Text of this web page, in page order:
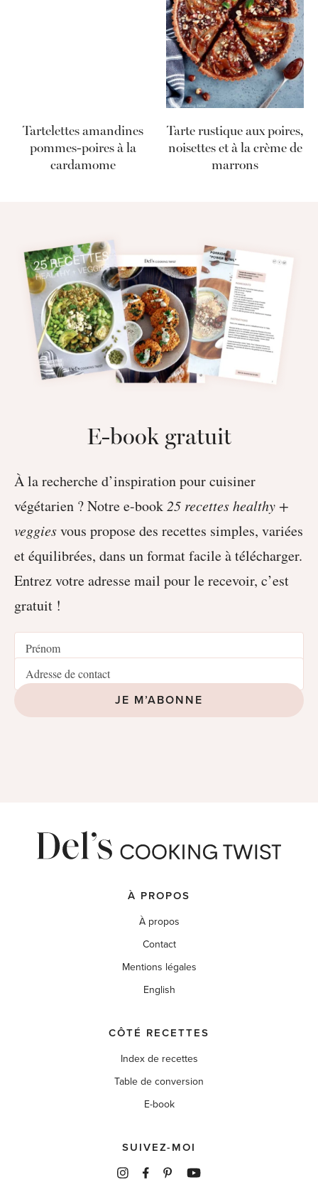
Tartelettes amandines
pommes-poires à la
cardamome
Tarte rustique aux poires,
noisettes et à la crème de
marrons
E-book gratuit
À la recherche d’inspiration pour cuisiner
végétarien ? Notre e-book 25 recettes healthy +
veggiesvous propose des recettes simples, variées
et équilibrées, dans un format facile à télécharger.
Entrez votre adresse mail pour le recevoir, c’est
gratuit !
JE M’ABONNE
À PROPOS
À propos
Contact
Mentions légales
English
CÔTÉ RECETTES
Index de recettes
Table de conversion
E-book
SUIVEZ-MOI